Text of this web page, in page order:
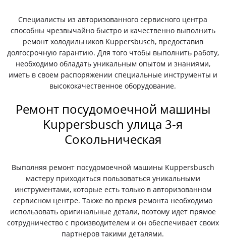
Специалисты из авторизованного сервисного центра
способны чрезвычайно быстро и качественно выполнить
ремонт холодильников Kuppersbusch, предоставив
долгосрочную гарантию. Для того чтобы выполнить работу,
необходимо обладать уникальным опытом и знаниями,
иметь в своем распоряжении специальные инструменты и
высококачественное оборудование.
Ремонт посудомоечной машины
Kuppersbusch улица 3-я
Сокольническая
Выполняя ремонт посудомоечной машины Kuppersbusch
мастеру приходиться пользоваться уникальными
инструментами, которые есть только в авторизованном
сервисном центре. Также во время ремонта необходимо
использовать оригинальные детали, поэтому идет прямое
сотрудничество с производителем и он обеспечивает своих
партнеров такими деталями.